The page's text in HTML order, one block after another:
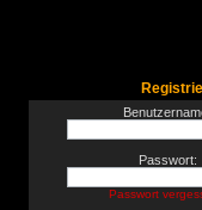
Passwort:
Passwort